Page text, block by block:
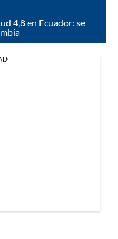
4,8 en Ecuador: se